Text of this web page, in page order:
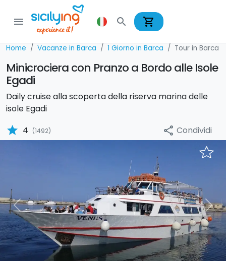
menu search shopping_cart
Home Vacanze in Barca 1 Giorno in Barca Tour in Barca
Minicrociera con Pranzo a Bordo alle Isole
Egadi
Daily cruise alla scoperta della riserva marina delle
isole Egadi
star 4 (1492) share Condividi
Previous Next